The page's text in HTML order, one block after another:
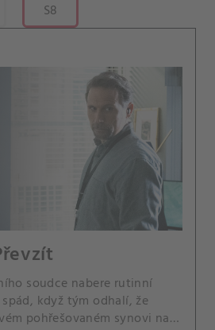
S8
soudce nabere rutinní
když tým odhalí, že
pohřešovaném synovi na